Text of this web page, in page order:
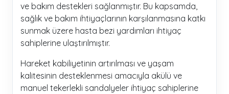
ve bakım destekleri sağlanmıştır. Bu kapsamda,
sağlık ve bakım ihtiyaçlarının karşılanmasına katkı
sunmak üzere hasta bezi yardımları ihtiyaç
sahiplerine ulaştırılmıştır.
Hareket kabiliyetinin artırılması ve yaşam
kalitesinin desteklenmesi amacıyla akülü ve
manuel tekerlekli sandalyeler ihtiyaç sahiplerine